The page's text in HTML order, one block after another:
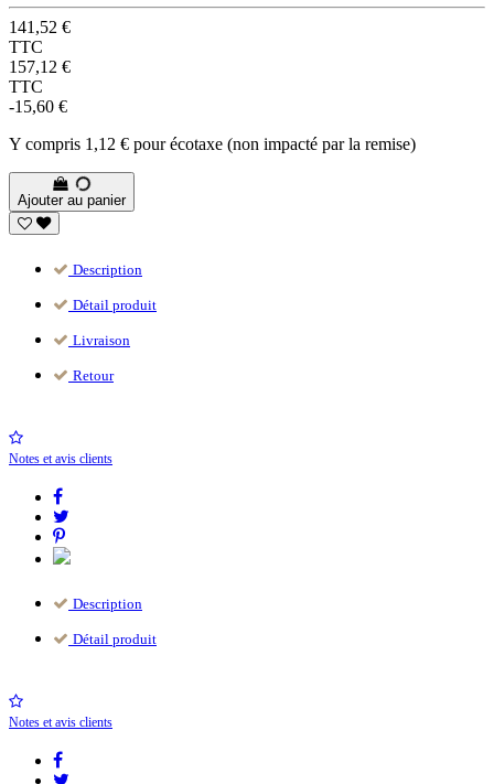
141,52 €
TTC
157,12 €
TTC
-15,60 €
Y compris 1,12 € pour écotaxe (non impacté par la remise)
Ajouter au panier
Description
Détail produit
Livraison
Retour
Notes et avis clients
Description
Détail produit
Notes et avis clients